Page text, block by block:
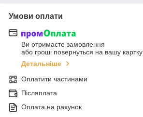
Умови оплати
Ви отримаєте замовлення
або гроші повернуться на вашу картку
Детальніше
Оплатити частинами
Післяплата
Оплата на рахунок